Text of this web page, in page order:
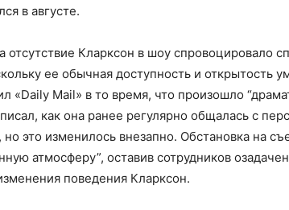
в августе.
отсутствие Кларксон в шоу спровоцировало
ее обычная доступность и открытость
«Daily Mail» в то время, что произошло
как она ранее регулярно общалась с
но это изменилось внезапно. Обстановка на
атмосферу”, оставив сотрудников
поведения Кларксон.